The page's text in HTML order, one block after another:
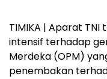
TIMIKA | Aparat
intensif terhadap
Merdeka (OPM)
penembakan